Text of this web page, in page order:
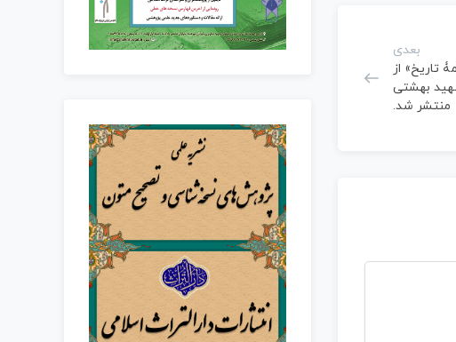
بعدی
تاریخ» از
بهشتی
منتشر شد.